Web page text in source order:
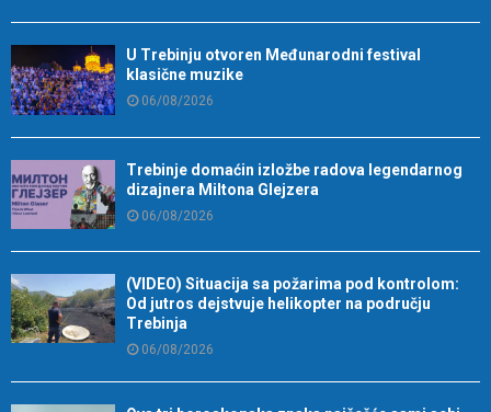
U Trebinju otvoren Međunarodni festival
klasične muzike
06/08/2026
Trebinje domaćin izložbe radova legendarnog
dizajnera Miltona Glejzera
06/08/2026
(VIDEO) Situacija sa požarima pod kontrolom:
Od jutros dejstvuje helikopter na području
Trebinja
06/08/2026